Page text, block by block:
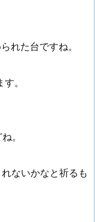
れた台ですね。
。
。
ないかなと祈るも